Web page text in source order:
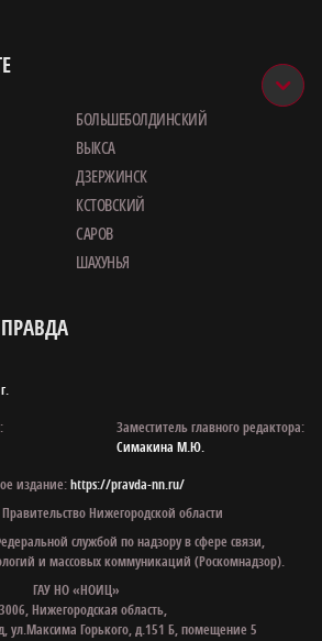
БОЛЬШЕБОЛДИНСКИЙ
ВЫКСА
ДЗЕРЖИНСК
КСТОВСКИЙ
САРОВ
ШАХУНЬЯ
Заместитель главного редактора:
Симакина М.Ю.
издание:https://pravda-nn.ru/
Нижегородской области
службой по надзору в сфере связи,
и массовых коммуникаций (Роскомнадзор).
ГАУ НО «НОИЦ»
Нижегородская область,
ул.Максима Горького, д.151 Б, помещение 5